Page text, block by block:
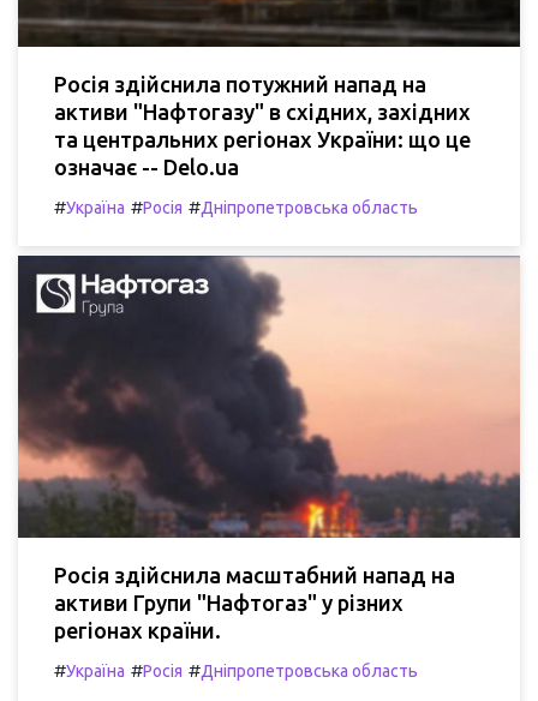
Росія здійснила потужний напад на
активи "Нафтогазу" в східних, західних
та центральних регіонах України: що це
означає -- Delo.ua
#Україна #Росія #Дніпропетровська область
Росія здійснила масштабний напад на
активи Групи "Нафтогаз" у різних
регіонах країни.
#Україна #Росія #Дніпропетровська область